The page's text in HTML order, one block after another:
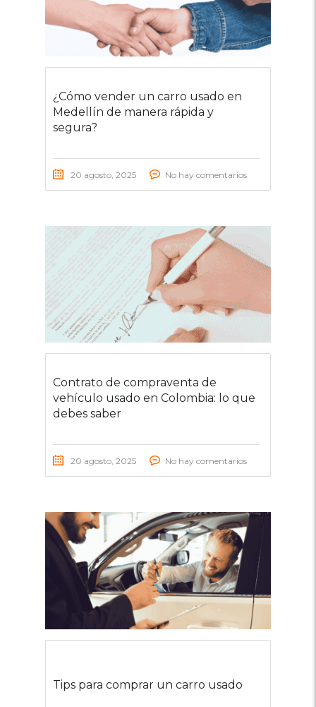
¿Cómo vender un carro usado en
Medellín de manera rápida y
segura?
20 agosto, 2025 No hay comentarios
Contrato de compraventa de
vehículo usado en Colombia: lo que
debes saber
20 agosto, 2025 No hay comentarios
Tips para comprar un carro usado